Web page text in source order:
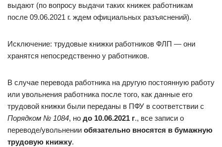
выдают (по вопросу выдачи таких книжек работникам
после 09.06.2021 г. ждем официальных разъяснений).
Исключение: трудовые книжки работников ФЛП — они
хранятся непосредственно у работников.
В случае перевода работника на другую постоянную работу
или увольнения работника после того, как данные его
трудовой книжки были переданы в ПФУ в соответствии с
Порядком № 1084, но до 10.06.2021 г., все записи о
переводе/увольнении обязательно вносятся в бумажную
трудовую книжку.